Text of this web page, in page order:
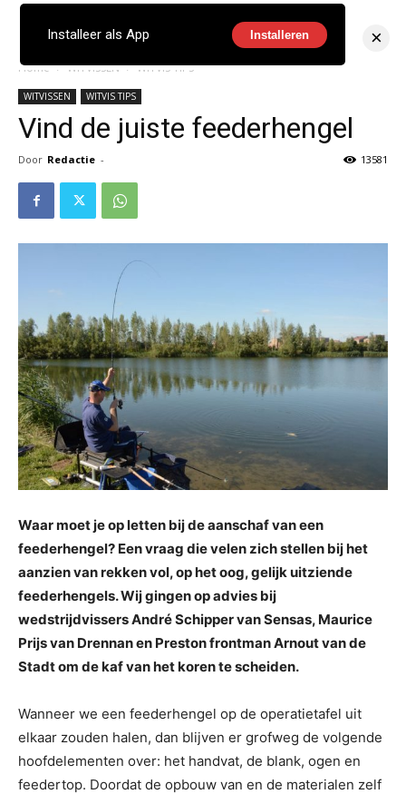
Home WITVISSEN WITVIS TIPS
WITVISSEN WITVIS TIPS
Vind de juiste feederhengel
Door Redactie - 13581
Waar moet je op letten bij de aanschaf van een
feederhengel? Een vraag die velen zich stellen bij het
aanzien van rekken vol, op het oog, gelijk uitziende
feederhengels. Wij gingen op advies bij
wedstrijdvissers André Schipper van Sensas, Maurice
Prijs van Drennan en Preston frontman Arnout van de
Stadt om de kaf van het koren te scheiden.
Wanneer we een feederhengel op de operatietafel uit
elkaar zouden halen, dan blijven er grofweg de volgende
hoofdelementen over: het handvat, de blank, ogen en
feedertop. Doordat de opbouw van en de materialen zelf
Installeer als App Installeren ×